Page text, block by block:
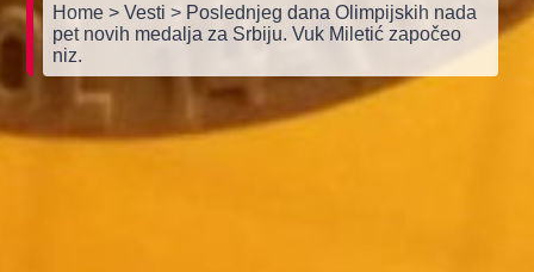
Home> Vesti> Poslednjeg dana Olimpijskih nada
pet novih medalja za Srbiju. Vuk Miletić započeo
niz.